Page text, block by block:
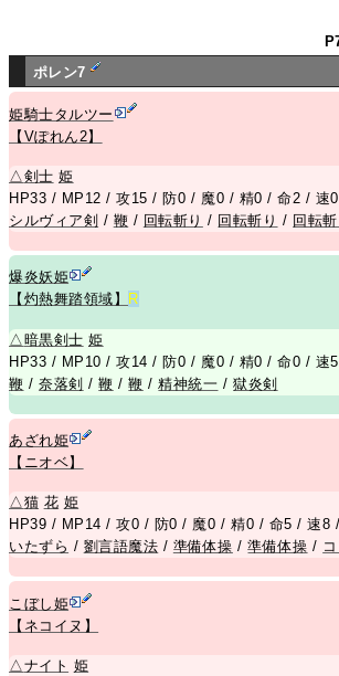
ポレン7
姫騎士タルツー
【Vぽれん2】
△ 剣士 姫
HP33 / MP12 / 攻15 / 防0 / 魔0 / 精0 / 命2 / 速
シルヴィア剣 / 鞭 / 回転斬り / 回転斬り / 回転斬
爆炎妖姫
【灼熱舞踏領域】
R
△ 暗黒剣士 姫
HP33 / MP10 / 攻14 / 防0 / 魔0 / 精0 / 命0 / 速
鞭 /奈落剣 /鞭 /鞭 /精神統一 /獄炎剣
あざれ姫
【ニオベ】
△猫 花 姫
HP39 / MP14 / 攻0 / 防0 / 魔0 / 精0 / 命5 / 速8
いたずら / 劉言語魔法 / 準備体操 /準備体操 /
こぼし姫
【ネコイヌ】
△ナイト 姫